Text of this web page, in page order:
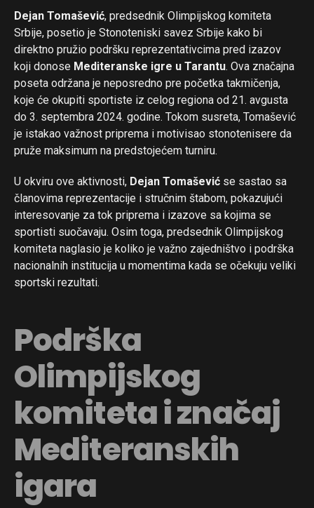
Dejan Tomašević, predsednik Olimpijskog komiteta
Srbije, posetio je Stonoteniski savez Srbije kako bi
direktno pružio podršku reprezentativcima pred izazov
koji donose Mediteranske igre u Tarantu. Ova značajna
poseta održana je neposredno pre početka takmičenja,
koje će okupiti sportiste iz celog regiona od 21. avgusta
do 3. septembra 2024. godine. Tokom susreta, Tomašević
je istakao važnost priprema i motivisao stonotenisere da
pruže maksimum na predstojećem turniru.
U okviru ove aktivnosti, Dejan Tomašević se sastao sa
članovima reprezentacije i stručnim štabom, pokazujući
interesovanje za tok priprema i izazove sa kojima se
sportisti suočavaju. Osim toga, predsednik Olimpijskog
komiteta naglasio je koliko je važno zajedništvo i podrška
nacionalnih institucija u momentima kada se očekuju veliki
sportski rezultati.
Podrška
Olimpijskog
komiteta i značaj
Mediteranskih
igara